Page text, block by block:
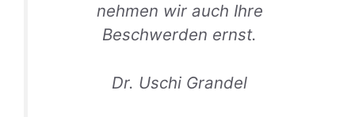
nehmen wir auch Ihre
Beschwerden ernst.
Dr. Uschi Grandel